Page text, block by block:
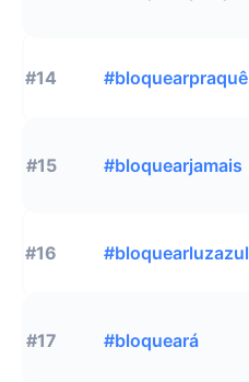
#14 #bloquearpraquê
#15 #bloquearjamais
#16 #bloquearluzazul
#17 #bloqueará